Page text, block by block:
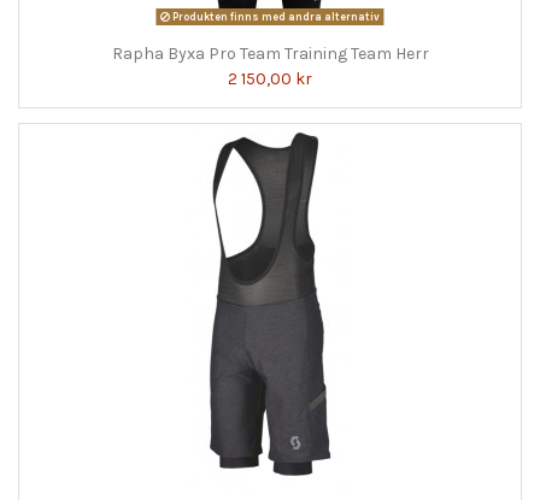
Produkten finns med andra alternativ
Rapha Byxa Pro Team Training Team Herr
2 150,00 kr